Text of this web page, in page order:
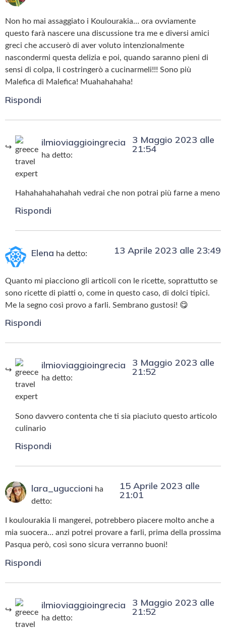
Non ho mai assaggiato i Koulourakia… ora ovviamente
questo farà nascere una discussione tra me e diversi amici
greci che accuserò di aver voluto intenzionalmente
nascondermi questa delizia e poi, quando saranno pieni di
sensi di colpa, li costringerò a cucinarmeli!!! Sono più
Malefica di Malefica! Muahahahaha!
Rispondi
ilmioviaggioingrecia
ha detto:
3 Maggio 2023 alle
21:54
Hahahahahahahah vedrai che non potrai più farne a meno
Rispondi
Elena ha detto: 13 Aprile 2023 alle 23:49
Quanto mi piacciono gli articoli con le ricette, soprattutto se
sono ricette di piatti o, come in questo caso, di dolci tipici.
Me la segno così provo a farli. Sembrano gustosi! 😋
Rispondi
ilmioviaggioingrecia
ha detto:
3 Maggio 2023 alle
21:52
Sono davvero contenta che ti sia piaciuto questo articolo
culinario
Rispondi
lara_uguccioni ha
detto:
15 Aprile 2023 alle
21:01
I koulourakia li mangerei, potrebbero piacere molto anche a
mia suocera… anzi potrei provare a farli, prima della prossima
Pasqua però, così sono sicura verranno buoni!
Rispondi
ilmioviaggioingrecia
ha detto:
3 Maggio 2023 alle
21:52